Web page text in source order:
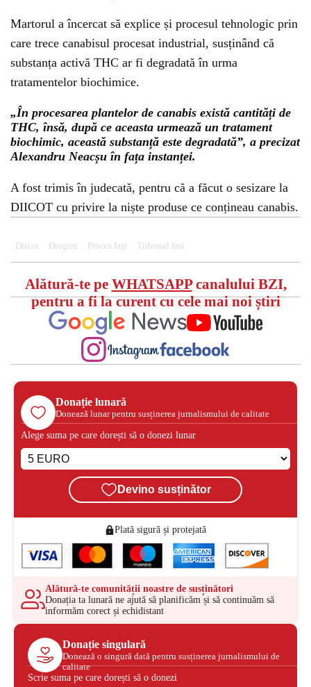
Martorul a încercat să explice și procesul tehnologic prin
care trece canabisul procesat industrial, susținând că
substanța activă THC ar fi degradată în urma
tratamentelor biochimice.
„În procesarea plantelor de canabis există cantități de
THC, însă, după ce aceasta urmează un tratament
biochimic, această substanță este degradată”, a precizat
Alexandru Neacșu în fața instanței.
A fost trimis în judecată, pentru că a făcut o sesizare la
DIICOT cu privire la niște produse ce conțineau canabis.
Diicot Droguri Proces Iași Tribunal Iasi
Alătură-te pe WHATSAPPcanalului BZI,
pentru a fi la curent cu cele mai noi știri
Donație lunară
Donează lunar pentru susținerea jurnalismului de calitate
Alege suma pe care dorești să o donezi lunar
Devino susținător
Plată sigură și protejată
Alătură-te comunității noastre de susținători
Donația ta lunară ne ajută să planificăm și să continuăm să
informăm corect și echidistant
Donație singulară
Donează o singură dată pentru susținerea jurnalismului de
calitate
Scrie suma pe care dorești să o donezi